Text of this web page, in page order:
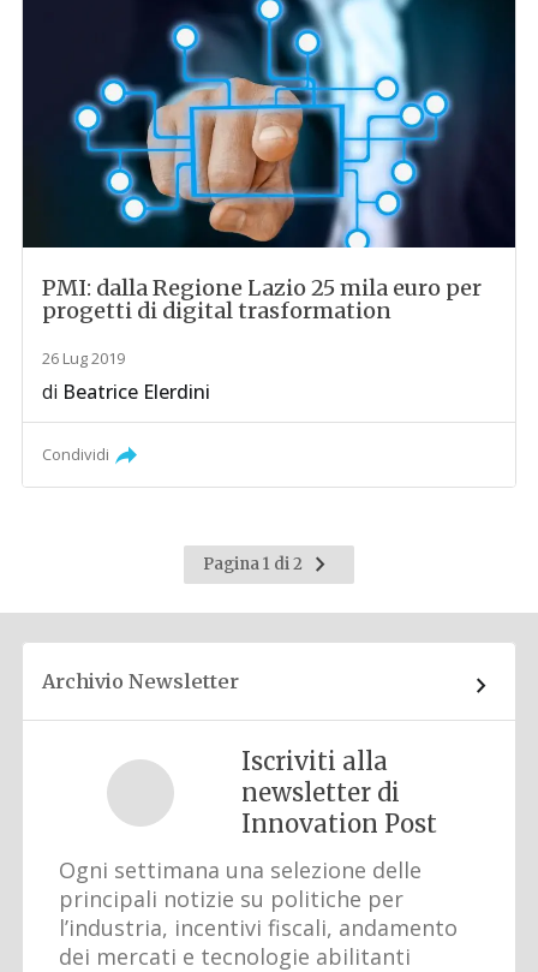
PMI: dalla Regione Lazio 25 mila euro per
progetti di digital trasformation
26 Lug 2019
di Beatrice Elerdini
Condividi
Pagina 1 di 2
Pagina
successiva
Archivio Newsletter
Iscriviti alla
newsletter di
Innovation Post
Ogni settimana una selezione delle
principali notizie su politiche per
l’industria, incentivi fiscali, andamento
dei mercati e tecnologie abilitanti